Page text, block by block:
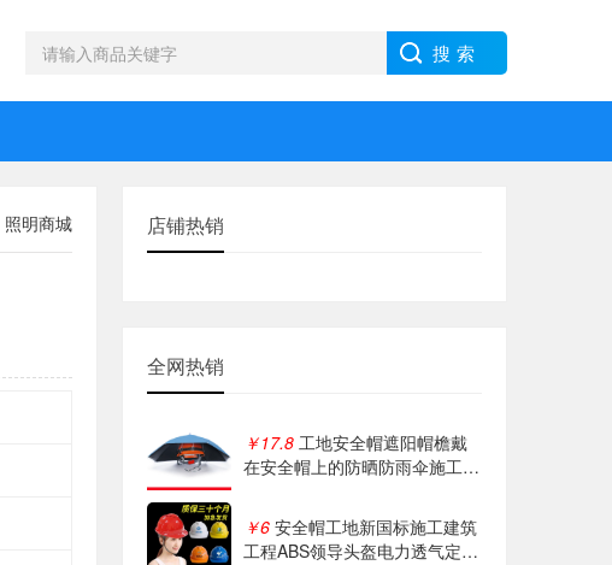
照明商城 店铺热销
全网热销
￥17.8 工地安全帽遮阳帽檐戴
在安全帽上的防晒防雨伞施工防
￥6 安全帽工地新国标施工建筑
工程ABS领导头盔电力透气定制